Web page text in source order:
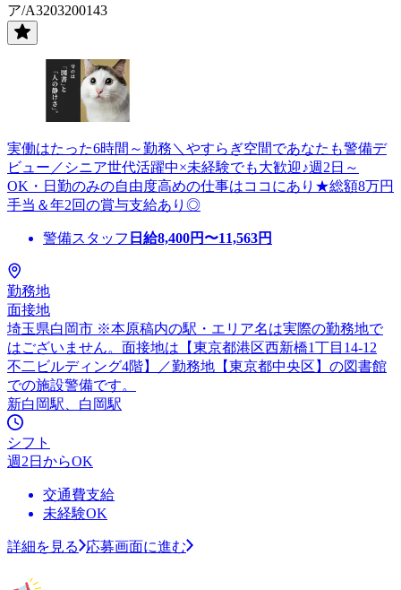
ア/A3203200143
実働はたった6時間～勤務＼やすらぎ空間であなたも警備デ
ビュー／シニア世代活躍中×未経験でも大歓迎♪週2日～
OK・日勤のみの自由度高めの仕事はココにあり★総額8万円
手当＆年2回の賞与支給あり◎
警備スタッフ 日給8,400円〜11,563円
勤務地
面接地
埼玉県白岡市 ※本原稿内の駅・エリア名は実際の勤務地で
はございません。面接地は【東京都港区西新橋1丁目14-12
不二ビルディング4階】／勤務地【東京都中央区】の図書館
での施設警備です。
新白岡駅、白岡駅
シフト
週2日からOK
交通費支給
未経験OK
詳細を見る 応募画面に進む